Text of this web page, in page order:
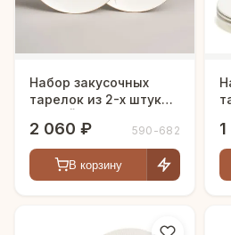
Набор закусочных
тарелок из 2-х штук
20,5 см.
2 060 ₽ 590-682
В корзину